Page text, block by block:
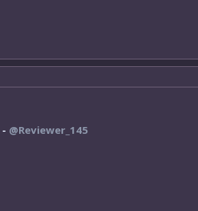
- @Reviewer_145